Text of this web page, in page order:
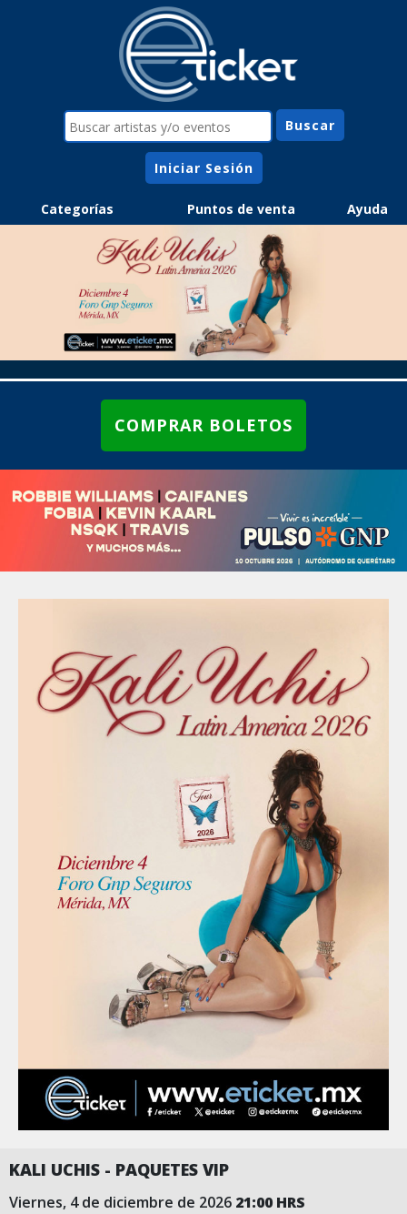
Iniciar Sesión
Categorías Puntos de venta Ayuda
COMPRAR BOLETOS
KALI UCHIS - PAQUETES VIP
viernes, 4 de diciembre de 2026 21:00 HRS